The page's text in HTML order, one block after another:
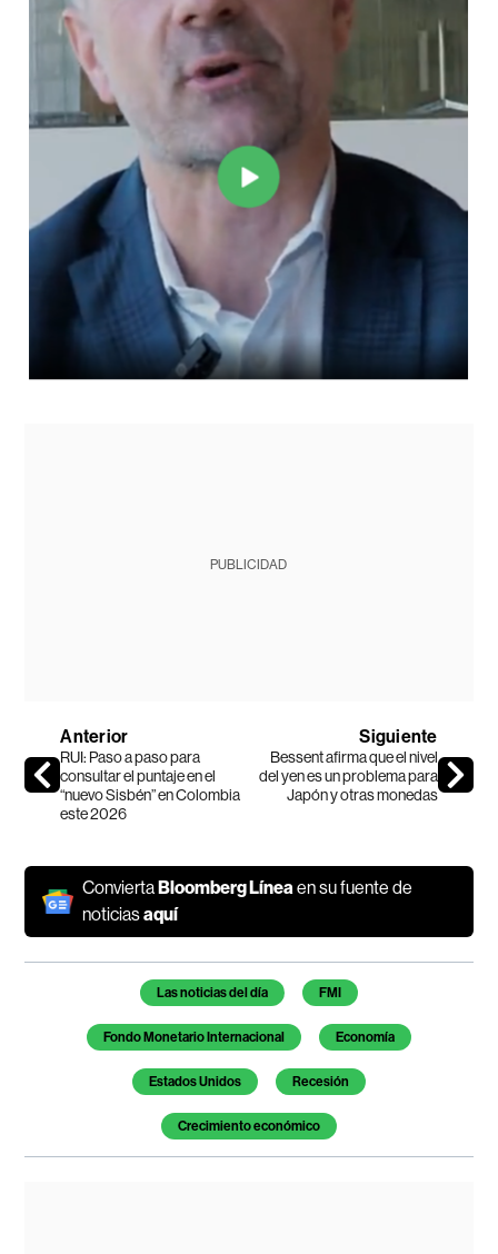
PUBLICIDAD
Anterior
RUI: Paso a paso para
consultar el puntaje en el
“nuevo Sisbén” en Colombia
este 2026
Siguiente
Bessent afirma que el nivel
del yen es un problema para
Japón y otras monedas
ConviertaBloomberg Líneaen su fuente de
noticiasaquí
Temas de este artículo
Las noticias del día FMI
Fondo Monetario Internacional Economía
Estados Unidos Recesión
Crecimiento económico